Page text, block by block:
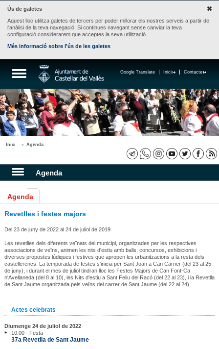
Ús de galetes
Aquest lloc utilitza galetes de tercers per poder millorar els nostres serveis a partir de
l'anàlisi de la teva navegació. Si continues navegant sense canviar la teva
configuració considerarem que acceptes la seva utilització.
Més informació sobre l'ús de les galetes
Contacte
Inici
Google Translate
Inici Agenda
Agenda
Agenda
Revetlles i festes majors
Del 23 de juny de 2022 al 24 de juliol de 2019
Les revetlles dels diferents veïnats del municipi, organitzades per les respectives
associacions de veïns, animen les nits d'estiu amb balls, concursos, exhibicions i
diverses propostes lúdiques i festives que apropen les urbanitzacions a la resta dels
castellerencs. La temporada de festes s'inicia per Sant Joan a Can Carner (del 23 al 25
de juny), i durant el mes de juliol tindran lloc les Festes Majors de Can Font-Ca
n'Avellaneda (del 8 al 10), les Nits d'estiu a Sant Feliu del Racó (del 22 al 23), i la Revetlla
de Sant Jaume organitzada pels veïns del carrer de Sant Jaume (del 22 al 24).
Actes celebrats
Diumenge 24 de juliol de 2022
10.00 - Festa
37a Revetlla de Sant Jaume